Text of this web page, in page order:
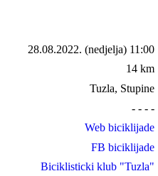
28.08.2022. (nedjelja) 11:00
14 km
Tuzla, Stupine
- - - -
Web biciklijade
FB biciklijade
Biciklisticki klub "Tuzla"